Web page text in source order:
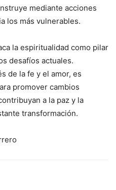
mediante acciones
los más vulnerables.
la espiritualidad como pilar
desafíos actuales.
de la fe y el amor, es
promover cambios
a la paz y la
transformación.